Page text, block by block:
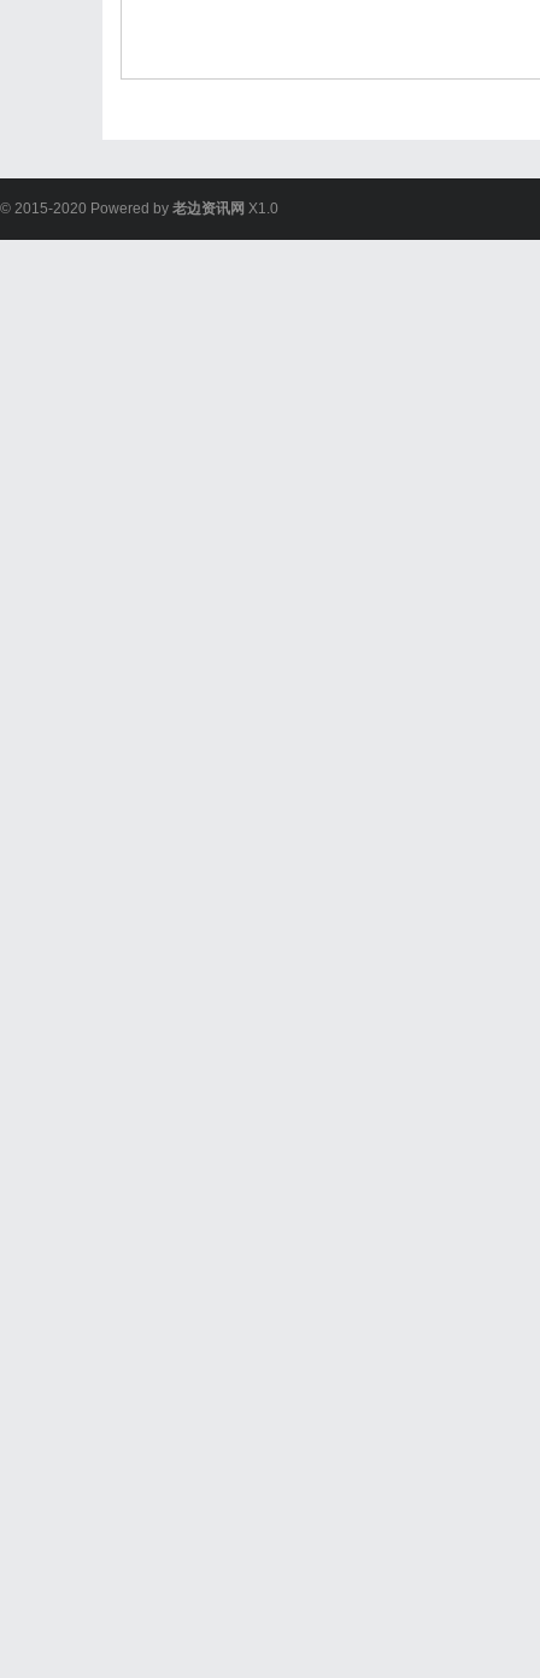
© 2015-2020 Powered by 老边资讯网 X1.0